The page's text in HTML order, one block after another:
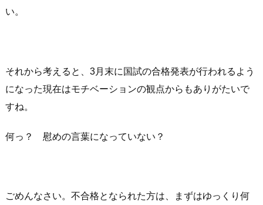
い。
それから考えると、3月末に国試の合格発表が行われるよう
になった現在はモチベーションの観点からもありがたいで
すね。
何っ？ 慰めの言葉になっていない？
ごめんなさい。不合格となられた方は、まずはゆっくり何